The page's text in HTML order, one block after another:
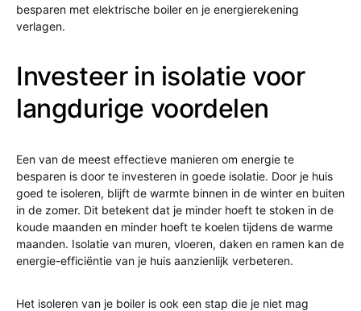
besparen met elektrische boiler en je energierekening
verlagen.
Investeer in isolatie voor
langdurige voordelen
Een van de meest effectieve manieren om energie te
besparen is door te investeren in goede isolatie. Door je huis
goed te isoleren, blijft de warmte binnen in de winter en buiten
in de zomer. Dit betekent dat je minder hoeft te stoken in de
koude maanden en minder hoeft te koelen tijdens de warme
maanden. Isolatie van muren, vloeren, daken en ramen kan de
energie-efficiëntie van je huis aanzienlijk verbeteren.
Het isoleren van je boiler is ook een stap die je niet mag